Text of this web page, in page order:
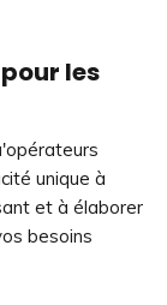
les
unique à
et à élaborer
besoins